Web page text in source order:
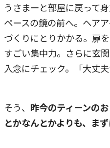
うさまーと部屋に戻って
ペースの鏡の前へ。ヘア
づくりにとりかかる。扉
すごい集中力。さらに玄
入念にチェック。「大丈
そう、 昨今のティーンの
とかなんとかよりも、ま